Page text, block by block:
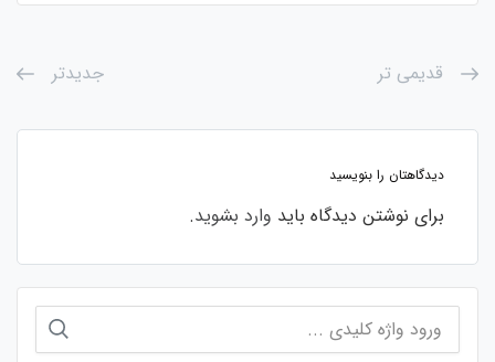
قدیمی تر جدیدتر
دیدگاهتان را بنویسید
برای نوشتن دیدگاه باید وارد بشوید.
برای: